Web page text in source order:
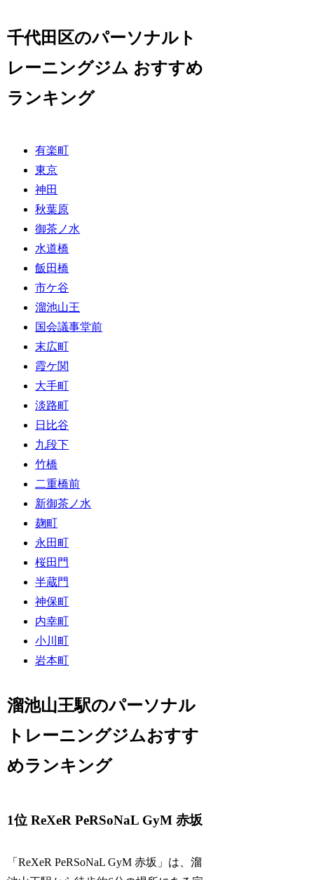
千代田区のパーソナルト
レーニングジム おすすめ
ランキング
有楽町
東京
神田
秋葉原
御茶ノ水
水道橋
飯田橋
市ケ谷
溜池山王
国会議事堂前
末広町
霞ケ関
大手町
淡路町
日比谷
九段下
竹橋
二重橋前
新御茶ノ水
麹町
永田町
桜田門
半蔵門
神保町
内幸町
小川町
岩本町
溜池山王駅のパーソナル
トレーニングジムおすす
めランキング
1位 ReXeR PeRSoNaL GyM 赤坂
「ReXeR PeRSoNaL GyM 赤坂」は、溜